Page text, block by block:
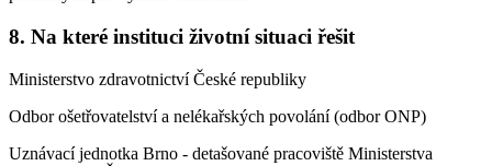
8. Na které instituci životní situaci řešit
Ministerstvo zdravotnictví České republiky
Odbor ošetřovatelství a nelékařských povolání (odbor ONP)
Uznávací jednotka Brno - detašované pracoviště Ministerstva